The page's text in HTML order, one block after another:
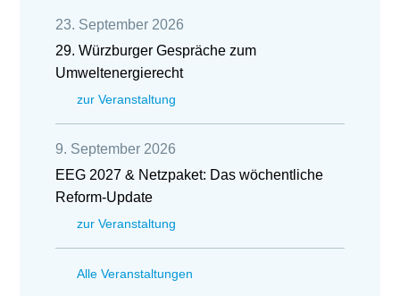
23. September 2026
29. Würzburger Gespräche zum
Umweltenergierecht
zur Veranstaltung
9. September 2026
EEG 2027 & Netzpaket: Das wöchentliche
Reform-Update
zur Veranstaltung
Alle Veranstaltungen